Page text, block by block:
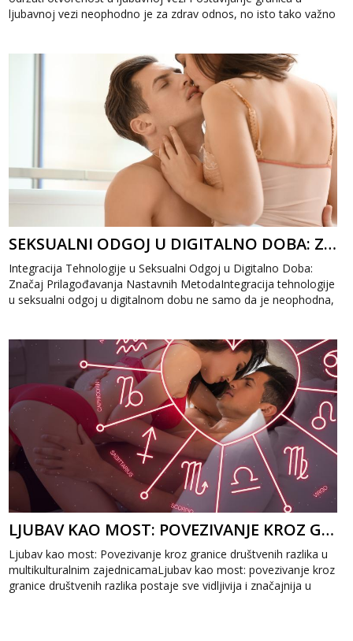
ljubavnoj vezi neophodno je za zdrav odnos, no isto tako važno
SEKSUALNI ODGOJ U DIGITALNO DOBA: ZNAČAJ PRILAGOĐAVANJA NASTAVNIH METODA
Integracija Tehnologije u Seksualni Odgoj u Digitalno Doba:
Značaj Prilagođavanja Nastavnih MetodaIntegracija tehnologije
u seksualni odgoj u digitalnom dobu ne samo da je neophodna,
LJUBAV KAO MOST: POVEZIVANJE KROZ GRANICE DRUŠTVENIH RAZLIKA
Ljubav kao most: Povezivanje kroz granice društvenih razlika u
multikulturalnim zajednicamaLjubav kao most: povezivanje kroz
granice društvenih razlika postaje sve vidljivija i značajnija u